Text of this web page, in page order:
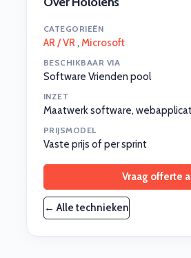
CATEGORIEËN
AR / VR, Microsoft
BESCHIKBAAR VIA
Software Vrienden pool
INZET
Maatwerk software,
PRIJSMODEL
Vaste prijs of per sprint
Vraag offerte
← Alle technieken